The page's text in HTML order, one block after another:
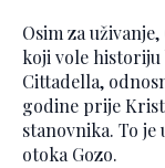
Osim za
koji vole historiju
Cittadella,
godine prije
stanovnika. To
otoka Gozo.